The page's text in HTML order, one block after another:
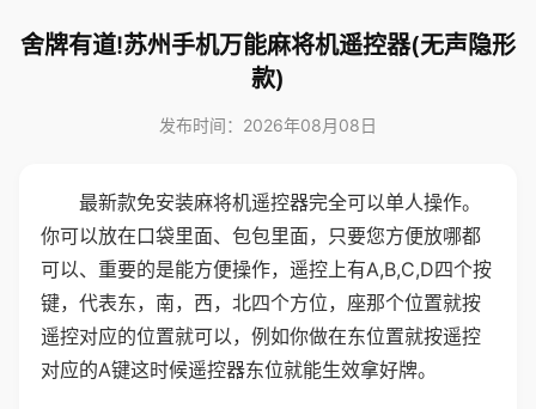
舍牌有道!苏州手机万能麻将机遥控器(无声隐形
款)
发布时间：2026年08月08日
最新款免安装麻将机遥控器完全可以单人操作。
你可以放在口袋里面、包包里面，只要您方便放哪都
可以、重要的是能方便操作，遥控上有A,B,C,D四个按
键，代表东，南，西，北四个方位，座那个位置就按
遥控对应的位置就可以，例如你做在东位置就按遥控
对应的A键这时候遥控器东位就能生效拿好牌。